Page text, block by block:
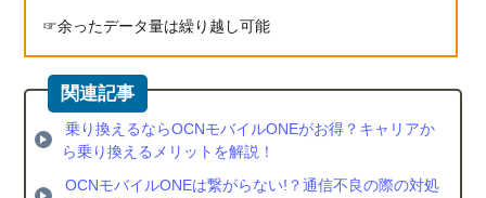
余ったデータ量は繰り越し可能
乗り換えるならOCNモバイルONEがお得？キャリアか
ら乗り換えるメリットを解説！
OCNモバイルONEは繋がらない!？通信不良の際の対処